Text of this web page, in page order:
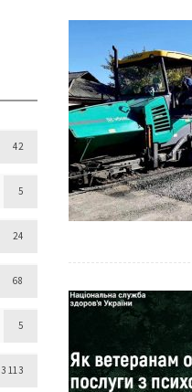
42
5
24
68
5
3 113